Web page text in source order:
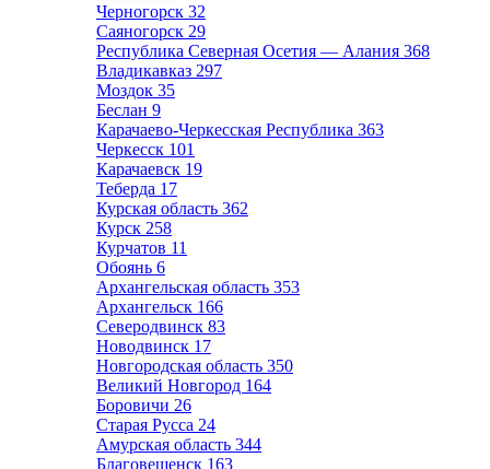
Черногорск 32
Саяногорск 29
Республика Северная Осетия — Алания 368
Владикавказ 297
Моздок 35
Беслан 9
Карачаево-Черкесская Республика 363
Черкесск 101
Карачаевск 19
Теберда 17
Курская область 362
Курск 258
Курчатов 11
Обоянь 6
Архангельская область 353
Архангельск 166
Северодвинск 83
Новодвинск 17
Новгородская область 350
Великий Новгород 164
Боровичи 26
Старая Русса 24
Амурская область 344
Благовещенск 163